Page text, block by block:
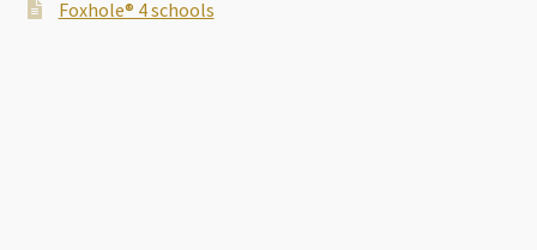
Foxhole® 4 schools